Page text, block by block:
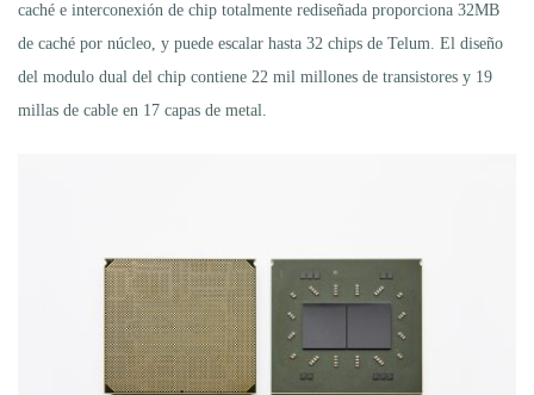
caché e interconexión de chip totalmente rediseñada proporciona 32MB
de caché por núcleo, y puede escalar hasta 32 chips de Telum. El diseño
del modulo dual del chip contiene 22 mil millones de transistores y 19
millas de cable en 17 capas de metal.